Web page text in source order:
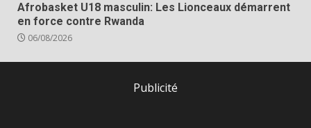
Afrobasket U18 masculin: Les Lionceaux démarrent
en force contre Rwanda
06/08/2026
Publicité